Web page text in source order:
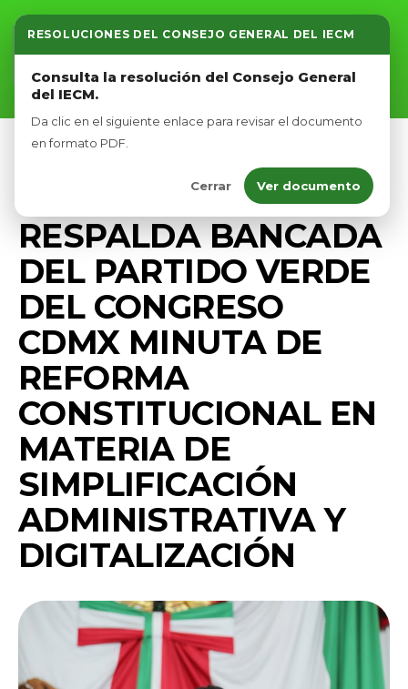
RESOLUCIONES DEL CONSEJO GENERAL DEL IECM
Consulta la resolución del Consejo General
del IECM.
Da clic en el siguiente enlace para revisar el documento
en formato PDF.
Cerrar Ver documento
Inicio
Nosotros
Afíliate
DIPUTADOS VERDES CDMX
RESPALDA BANCADA
DEL PARTIDO VERDE
DEL CONGRESO
CDMX MINUTA DE
REFORMA
CONSTITUCIONAL EN
MATERIA DE
SIMPLIFICACIÓN
ADMINISTRATIVA Y
DIGITALIZACIÓN